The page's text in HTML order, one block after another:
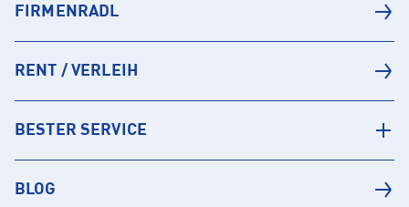
FIRMENRADL
RENT / VERLEIH
BESTER SERVICE
BLOG